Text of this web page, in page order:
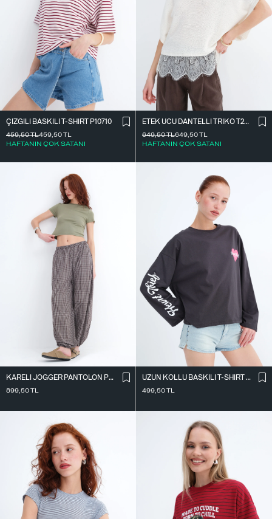
ÇIZGILI BASKILI T-SHIRT P10710
459,50TL
HAFTANIN ÇOK SATANI
459,50TL
ETEK UCU DANTELLI TRIKO T261025
649,50TL
HAFTANIN ÇOK SATANI
649,50TL
KARELI JOGGER PANTOLON PN18222
899,50TL
UZUN KOLLU BASKILI T-SHIRT P10696
499,50TL